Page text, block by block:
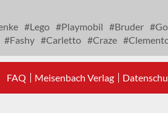
Lego Playmobil Bruder
Fashy Carletto Craze
FAQ Meisenbach Verlag